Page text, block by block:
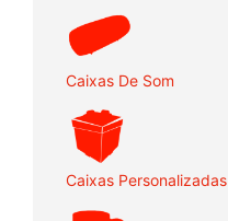
Caixas De Som
Caixas Personalizadas